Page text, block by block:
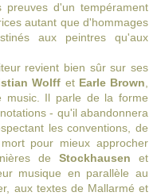
d'un tempérament
autant que d'hommages
aux peintres qu'aux
revient bien sûr sur ses
Wolff et Earle Brown
music. Il parle de la forme
- qu'il abandonnera
les conventions, de
pour mieux approcher
de Stockhausen et
musique en parallèle au
aux textes de Mallarmé et